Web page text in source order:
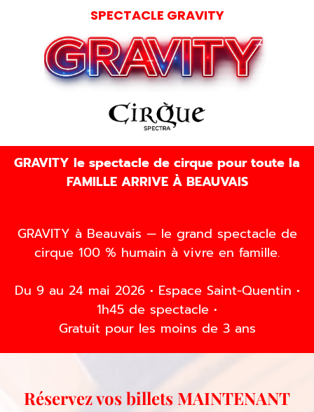
SPECTACLE GRAVITY
GRAVITY le spectacle de cirque pour toute la
FAMILLE ARRIVE À BEAUVAIS
GRAVITY à Beauvais — le grand spectacle de
cirque 100 % humain à vivre en famille.
Du 9 au 24 mai 2026 • Espace Saint-Quentin •
1h45 de spectacle •
Gratuit pour les moins de 3 ans
Réservez vos billets MAINTENANT